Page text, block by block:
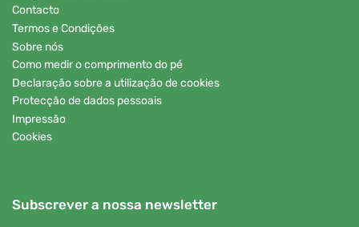
Contacto
Termos e Condições
Sobre nós
Como medir o comprimento do pé
Declaração sobre a utilização de cookies
Protecção de dados pessoais
Impressão
Cookies
Subscrever a nossa newsletter